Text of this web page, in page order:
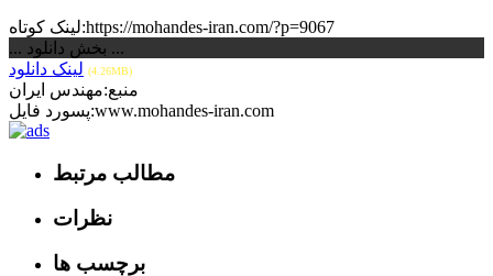
لینک کوتاه:https://mohandes-iran.com/?p=9067
... بخش دانلود ...
لینک دانلود
(4.26MB)
منبع:مهندس ایران
پسورد فایل:www.mohandes-iran.com
مطالب مرتبط
نظرات
برچسب ها